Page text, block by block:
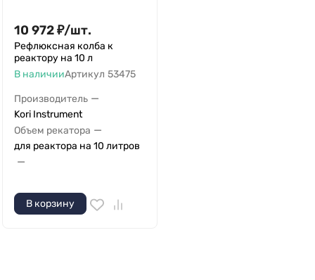
10 972₽/шт.
Рефлюксная колба к
реактору на 10 л
В наличииАртикул 53475
Производитель —
Kori Instrument
Объем рекатора —
для реактора на 10 литров
—
В корзину